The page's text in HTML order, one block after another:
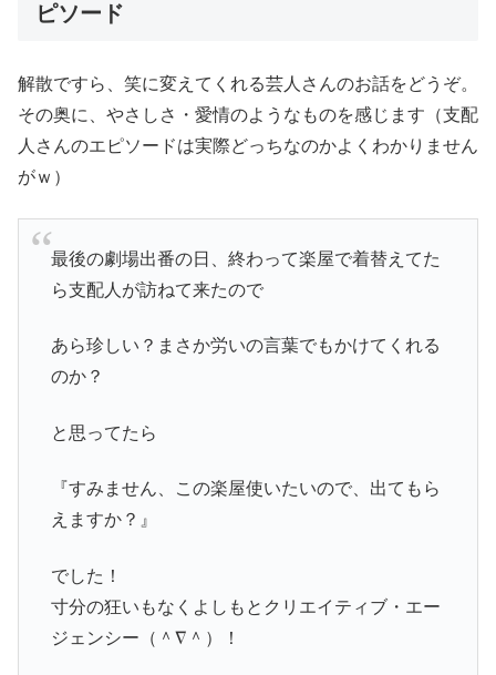
ピソード
解散ですら、笑に変えてくれる芸人さんのお話をどうぞ。
その奥に、やさしさ・愛情のようなものを感じます（支配
人さんのエピソードは実際どっちなのかよくわかりません
がｗ）
最後の劇場出番の日、終わって楽屋で着替えてた
ら支配人が訪ねて来たので
あら珍しい？まさか労いの言葉でもかけてくれる
のか？
と思ってたら
『すみません、この楽屋使いたいので、出てもら
えますか？』
でした！
寸分の狂いもなくよしもとクリエイティブ・エー
ジェンシー（＾∇＾）！